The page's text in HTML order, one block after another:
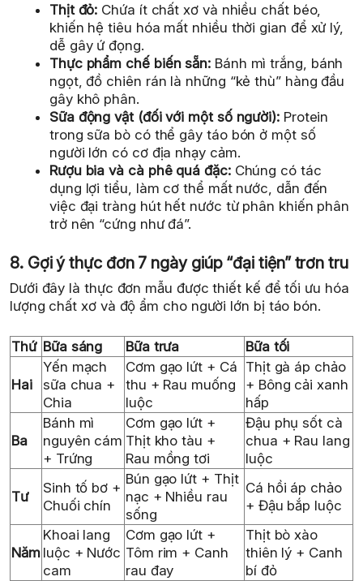
Thịt đỏ: Chứa ít chất xơ và nhiều chất béo,
khiến hệ tiêu hóa mất nhiều thời gian để xử lý,
dễ gây ứ đọng.
Thực phẩm chế biến sẵn: Bánh mì trắng, bánh
ngọt, đồ chiên rán là những “kẻ thù” hàng đầu
gây khô phân.
Sữa động vật (đối với một số người):Protein
trong sữa bò có thể gây táo bón ở một số
người lớn có cơ địa nhạy cảm.
Rượu bia và cà phê quá đặc:Chúng có tác
dụng lợi tiểu, làm cơ thể mất nước, dẫn đến
việc đại tràng hút hết nước từ phân khiến phân
trở nên “cứng như đá”.
8. Gợi ý thực đơn 7 ngày giúp “đại tiện” trơn tru
Dưới đây là thực đơn mẫu được thiết kế để tối ưu hóa
lượng chất xơ và độ ẩm cho người lớn bị táo bón.
Thứ Bữa sáng Bữa trưa Bữa tối
Hai
Yến mạch
sữa chua +
Chia
Cơm gạo lứt + Cá
thu + Rau muống
luộc
Thịt gà áp chảo
+ Bông cải xanh
hấp
Ba
Bánh mì
nguyên cám
+ Trứng
Cơm gạo lứt +
Thịt kho tàu +
Rau mồng tơi
Đậu phụ sốt cà
chua + Rau lang
luộc
Tư
Sinh tố bơ +
Chuối chín
Bún gạo lứt + Thịt
nạc + Nhiều rau
sống
Cá hồi áp chảo
+ Đậu bắp luộc
Năm
Khoai lang
luộc + Nước
cam
Cơm gạo lứt +
Tôm rim + Canh
rau đay
Thịt bò xào
thiên lý + Canh
bí đỏ